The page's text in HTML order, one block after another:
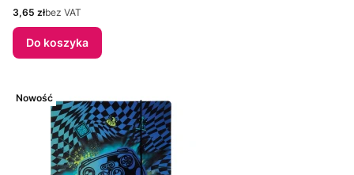
Cena
3,65 złbez VAT
Do koszyka
Nowość